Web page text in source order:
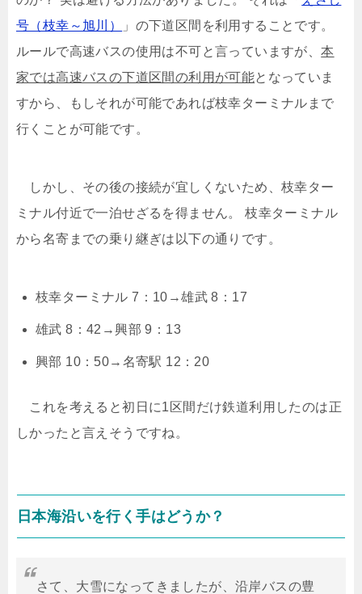
号（枝幸～旭川）
」の下道区間を利用することです。
ルールで高速バスの使用は不可と言っていますが、本
家では高速バスの下道区間の利用が可能となっていま
すから、もしそれが可能であれば枝幸ターミナルまで
行くことが可能です。
しかし、その後の接続が宜しくないため、枝幸ター
ミナル付近で一泊せざるを得ません。 枝幸ターミナル
から名寄までの乗り継ぎは以下の通りです。
枝幸ターミナル 7：10→雄武 8：17
雄武 8：42→興部 9：13
興部 10：50→名寄駅 12：20
これを考えると初日に1区間だけ鉄道利用したのは正
しかったと言えそうですね。
日本海沿いを行く手はどうか？
さて、大雪になってきましたが、沿岸バスの豊